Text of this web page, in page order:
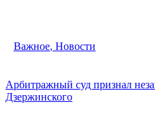
Важное, Новости
Арбитражный суд признал
Дзержинского